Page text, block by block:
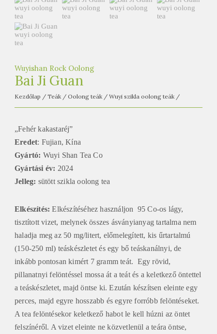
t
e
a
á
z
Wuyishan Rock Oolong
Bai Ji Guan
Kezdőlap / Teák / Oolong teák / Wuyi szikla oolong teák /
„Fehér kakastaréj”
Eredet: Fujian, Kína
Gyártó: Wuyi Shan Tea Co
Gyártási év: 2024
Jelleg: sütött szikla oolong tea
Elkészítés:Elkészítéséhez használjon 95 Co-os lágy,
tisztított vizet, melynek összes ásványianyag tartalma nem
haladja meg az 50 mg/litert, előmelegített, kis űrtartalmú
(150-250 ml) teáskészletet és egy bő teáskanálnyi, de
inkább pontosan kimért 7 gramm teát. Egy rövid,
pillanatnyi felöntéssel mossa át a teát és a keletkező öntettel
a teáskészletet, majd öntse ki. Ezután készítsen eleinte egy
perces, majd egyre hosszabb és egyre forróbb felöntéseket.
A tea felöntésekor keletkező habot le kell húzni az öntet
felszínéről. A vizet eleinte ne közvetlenül a teára öntse,